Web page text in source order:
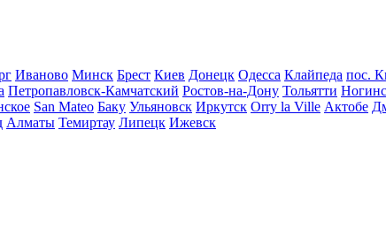
Иваново Минск Брест Киев Донецк Одесса Клайпеда пос.
Петропавловск-Камчатский Ростов-на-Дону Тольятти
San Mateo Баку Ульяновск Иркутск Orry la Ville Актобе
Алматы Темиртау Липецк Ижевск